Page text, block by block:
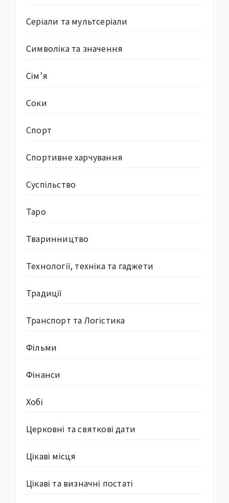
Серіали та мультсеріали
Символіка та значення
Сім’я
Соки
Спорт
Спортивне харчування
Суcпільство
Таро
Тваринництво
Технології, техніка та гаджети
Традиції
Транспорт та Логістика
Фільми
Фінанси
Хобі
Церковні та святкові дати
Цікаві місця
Цікаві та визначні постаті